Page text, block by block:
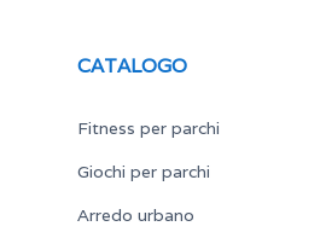
CATALOGO
Fitness per parchi
Giochi per parchi
Arredo urbano